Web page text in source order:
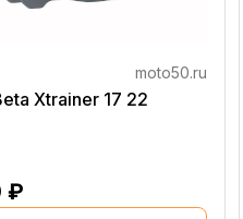
moto50.ru
Xtrainer 17 22
₽